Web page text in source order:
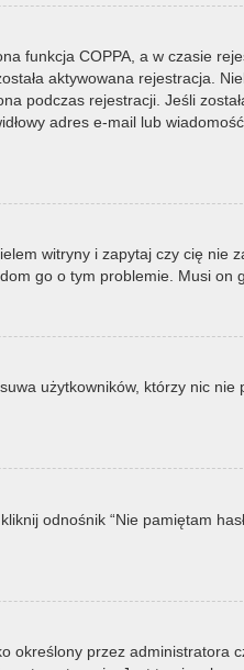
funkcja COPPA, a w czasie
aktywowana rejestracja.
podczas rejestracji. Jeśli
adres e-mail lub
witryny i zapytaj czy cię nie
go o tym problemie. Musi on
użytkowników, którzy nic nie
odnośnik “Nie pamiętam
określony przez administratora